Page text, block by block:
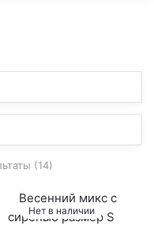
(14)
Нет в наличии